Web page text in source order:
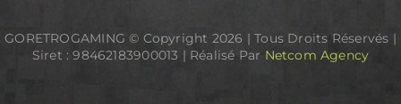
GORETROGAMING © Copyright 2026 | Tous Droits Réservés |
Siret : 98462183900013 | Réalisé Par Netcom Agency